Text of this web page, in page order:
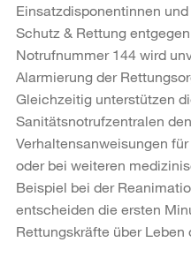
Einsatzdisponentinnen
Schutz & Rettung
Notrufnummer 144 wird
Alarmierung der
Gleichzeitig unterstützen
Sanitätsnotrufzentralen
Verhaltensanweisungen
oder bei weiteren
Beispiel bei der
entscheiden die ersten
Rettungskräfte über Leben